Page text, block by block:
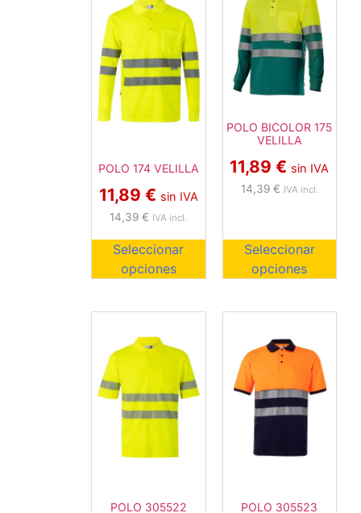
POLO 174 VELILLA
11,89 € sin IVA
14,39€ IVA incl.
Seleccionar
opciones
POLO BICOLOR 175
VELILLA
11,89€ sin IVA
14,39 € IVA incl.
Seleccionar
opciones
POLO 305522
POLO 305523